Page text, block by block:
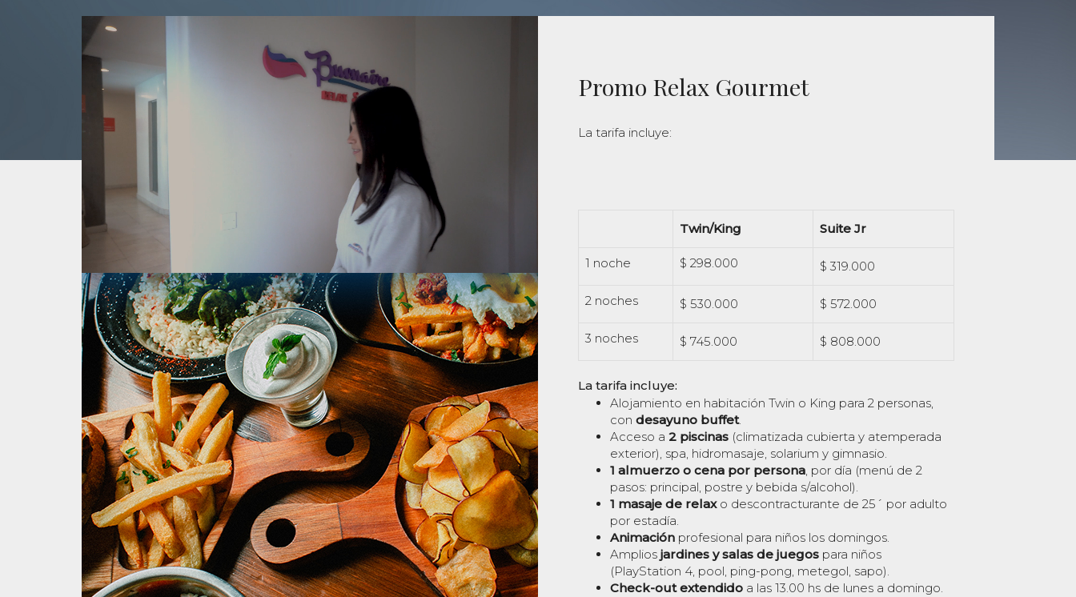
Promo Relax Gourmet
La tarifa incluye:
Twin/King Suite Jr
1 noche $ 298.000 $ 319.000
2 noches $ 530.000 $ 572.000
3 noches $ 745.000 $ 808.000
La tarifa incluye:
Alojamiento en habitación Twin o King para 2 personas,
con desayuno buffet.
Acceso a 2 piscinas (climatizada cubierta y atemperada
exterior), spa, hidromasaje, solarium y gimnasio.
1 almuerzo o cena por persona, por día (menú de 2
pasos: principal, postre y bebida s/alcohol).
1 masaje de relaxo descontracturante de 25´ por adulto
por estadía.
Animación profesional para niños los domingos.
Amplios jardines y salas de juegos para niños
(PlayStation 4, pool, ping-pong, metegol, sapo).
Check-out extendido a las 13.00 hs de lunes a domingo.